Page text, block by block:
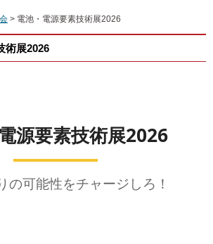
> 電池・電源要素技術展2026
術展2026
源要素技術展2026
の可能性をチャージしろ！